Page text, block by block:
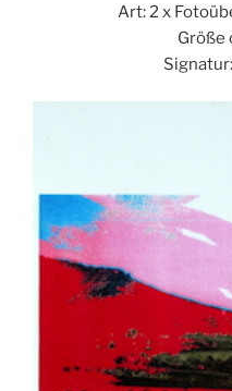
Art: 2 x
Größe